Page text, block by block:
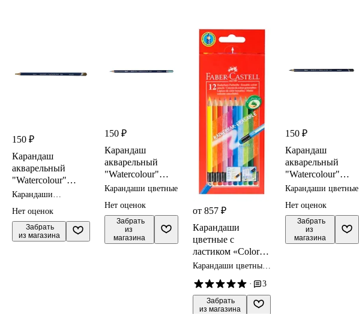
150 ₽
Карандаш
акварельный
"Watercolour"
бронзовый 3,4мм,
Карандаши
Нет оценок
Забрать
из магазина
150 ₽
Карандаш
акварельный
"Watercolour"
небесно-голубой
DERWENT
Карандаши цветные
Нет оценок
Забрать
из
магазина
от 857 ₽
Карандаши
цветные с
ластиком «Color
Pencils», Faber-
Карандаши цветные
·
3
Забрать
из магазина
150 ₽
Карандаш
акварельный
"Watercolour"
цвет оружейного
DERWENT
Карандаши цветные
Нет оценок
Забрать
из
магазина